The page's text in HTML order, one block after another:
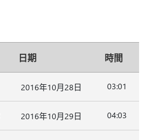
日期 時間
2016年10月28日 03:01
2016年10月29日 04:03